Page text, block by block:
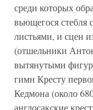
среди которых
вьющегося
листьями, и сцен
(отшельники
вытянутыми
гимн Кресту
Кедмона (около
англосакские